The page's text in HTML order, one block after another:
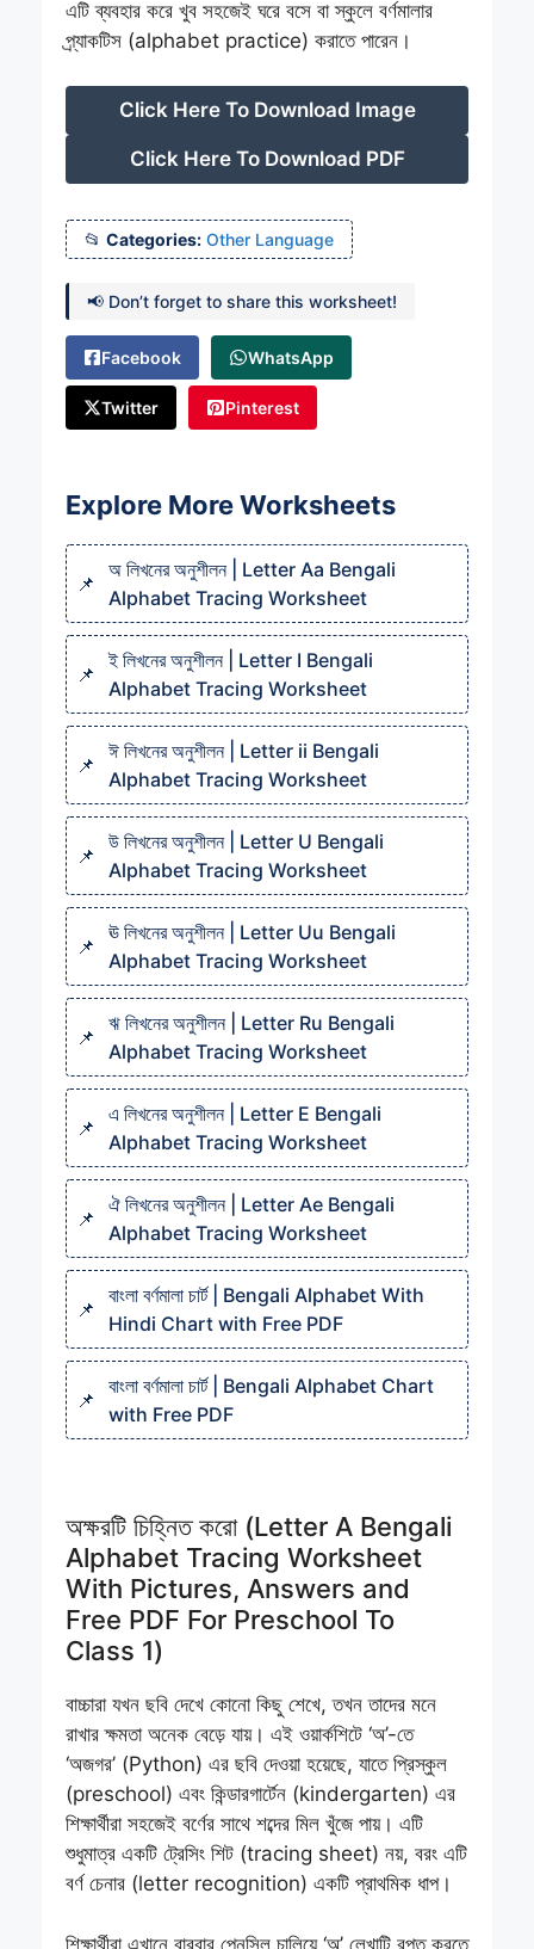
এটি ব্যবহার করে খুব সহজেই ঘরে বসে বা স্কুলে বর্ণমালার
প্র্যাকটিস (alphabet practice) করাতে পারেন।
Click Here To Download Image
Click Here To Download PDF
Categories: Other Language
📢 Don’t forget to share this worksheet!
Facebook WhatsApp
Twitter Pinterest
Explore More Worksheets
অ লিখনের অনুশীলন | Letter Aa Bengali
Alphabet Tracing Worksheet
ই লিখনের অনুশীলন | Letter I Bengali
Alphabet Tracing Worksheet
ঈ লিখনের অনুশীলন | Letter ii Bengali
Alphabet Tracing Worksheet
উ লিখনের অনুশীলন | Letter U Bengali
Alphabet Tracing Worksheet
ঊ লিখনের অনুশীলন | Letter Uu Bengali
Alphabet Tracing Worksheet
ঋ লিখনের অনুশীলন | Letter Ru Bengali
Alphabet Tracing Worksheet
এ লিখনের অনুশীলন | Letter E Bengali
Alphabet Tracing Worksheet
ঐ লিখনের অনুশীলন | Letter Ae Bengali
Alphabet Tracing Worksheet
বাংলা বর্ণমালা চার্ট | Bengali Alphabet With
Hindi Chart with Free PDF
বাংলা বর্ণমালা চার্ট | Bengali Alphabet Chart
with Free PDF
অক্ষরটি চিহ্নিত করো (Letter A Bengali
Alphabet Tracing Worksheet
With Pictures, Answers and
Free PDF For Preschool To
Class 1)
বাচ্চারা যখন ছবি দেখে কোনো কিছু শেখে, তখন তাদের মনে
রাখার ক্ষমতা অনেক বেড়ে যায়। এই ওয়ার্কশিটে ‘অ’-তে
‘অজগর’ (Python) এর ছবি দেওয়া হয়েছে, যাতে প্রিস্কুল
(preschool) এবং কিন্ডারগার্টেন (kindergarten) এর
শিক্ষার্থীরা সহজেই বর্ণের সাথে শব্দের মিল খুঁজে পায়। এটি
শুধুমাত্র একটি ট্রেসিং শিট (tracing sheet) নয়, বরং এটি
বর্ণ চেনার (letter recognition) একটি প্রাথমিক ধাপ।
শিক্ষার্থীরা এখানে বারবার পেনসিল চালিয়ে ‘অ’ লেখাটি রপ্ত করতে